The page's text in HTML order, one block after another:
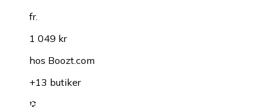
fr.
1 049 kr
hos Boozt.com
+13 butiker